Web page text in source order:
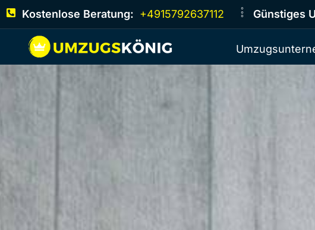
Kostenlose Beratung: +4915792637112 Günstiges